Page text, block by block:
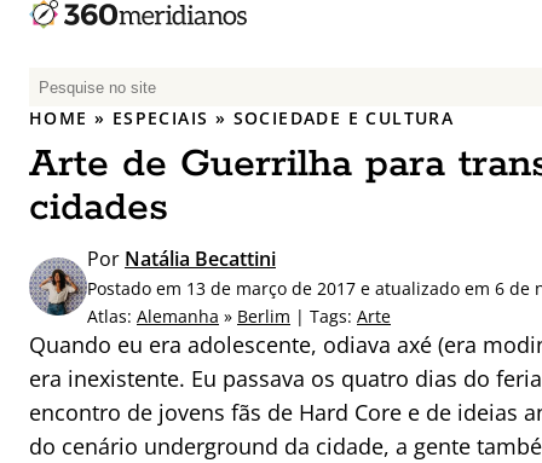
P
e
q
u
i
a
r
p
o
:
HOME » ESPECIAIS » SOCIEDADE E CULTURA
Arte de Guerrilha para
cidades
Por Natália Becattini
Postado em 13 de março de 2017 e atualizado em 6 de
Atlas: Alemanha » Berlim | Tags: Arte
Quando eu era adolescente, odiava axé (era
era inexistente. Eu passava os quatro dias do
encontro de jovens fãs de Hard Core e de ideias
do cenário underground da cidade, a gente